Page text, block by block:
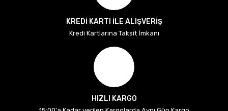
KREDİ KARTI İLE ALIŞVERİŞ
Kredi Kartlarına Taksit İmkanı
HIZLI KARGO